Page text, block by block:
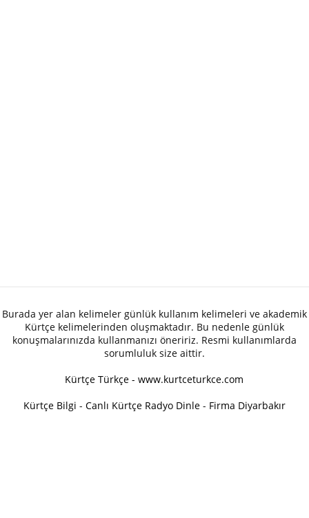
Burada yer alan kelimeler günlük kullanım kelimeleri ve akademik
Kürtçe kelimelerinden oluşmaktadır. Bu nedenle günlük
konuşmalarınızda kullanmanızı öneririz. Resmi kullanımlarda
sorumluluk size aittir.
Kürtçe Türkçe - www.kurtceturkce.com
Kürtçe Bilgi - Canlı Kürtçe Radyo Dinle - Firma Diyarbakır